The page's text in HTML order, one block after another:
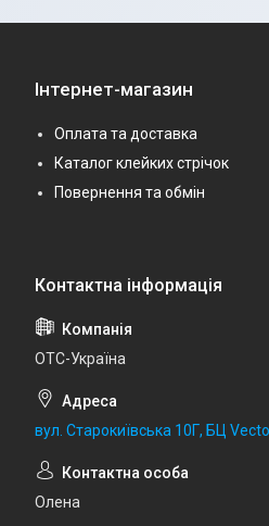
Інтернет-магазин
Оплата та доставка
Каталог клейких стрічок
Повернення та обмін
ОТС-Україна
вул. Старокиївська 10Г, БЦ
Олена